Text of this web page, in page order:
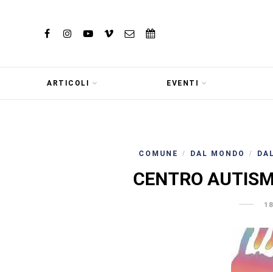
ARTICOLI EVENTI
COMUNE / DAL MONDO /
CENTRO